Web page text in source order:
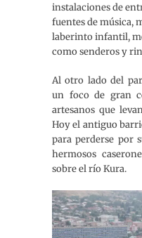
instalaciones de
fuentes de música,
laberinto infantil,
como senderos y
Al otro lado del
un foco de gran
artesanos que
Hoy el antiguo
para perderse por
hermosos
sobre el río Kura.